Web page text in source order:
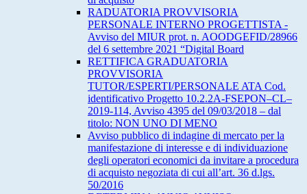
RADUATORIA PROVVISORIA
PERSONALE INTERNO PROGETTISTA -
Avviso del MIUR prot. n. AOODGEFID/28966
del 6 settembre 2021 “Digital Board
RETTIFICA GRADUATORIA
PROVVISORIA
TUTOR/ESPERTI/PERSONALE ATA Cod.
identificativo Progetto 10.2.2A-FSEPON–CL–
2019-114, Avviso 4395 del 09/03/2018 – dal
titolo: NON UNO DI MENO
Avviso pubblico di indagine di mercato per la
manifestazione di interesse e di individuazione
degli operatori economici da invitare a procedura
di acquisto negoziata di cui all’art. 36 d.lgs.
50/2016